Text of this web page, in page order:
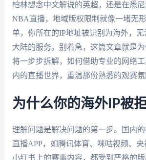
柏林想念中文解说的英超，还是在悉
NBA直播，地域版权限制就像一堵无
单，你所在的IP地址被识别为海外，
大陆的服务。别着急，这篇文章就是为
将一步步拆解，如何借助专业的网络
内的直播世界，重温那份熟悉的观赛氛
为什么你的海外IP被
理解问题是解决问题的第一步。国内
直播APP，如腾讯体育、咪咕视频、央
小红书上的赛事内容，都受到严格的